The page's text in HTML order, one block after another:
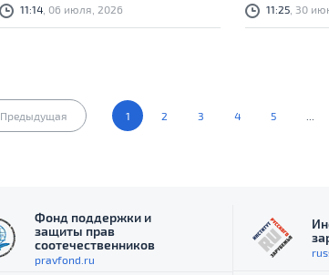
11:14 , 06 июля, 2026 11:25 , 30
Предыдущая 1 2 3 4 5
Фонд поддержки и
защиты прав
соотечественников
pravfond.ru